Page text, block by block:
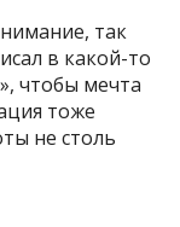
так
в какой-то
чтобы мечта
тоже
не столь